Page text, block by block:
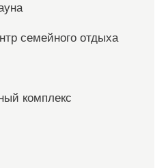
семейного отдыха
комплекс